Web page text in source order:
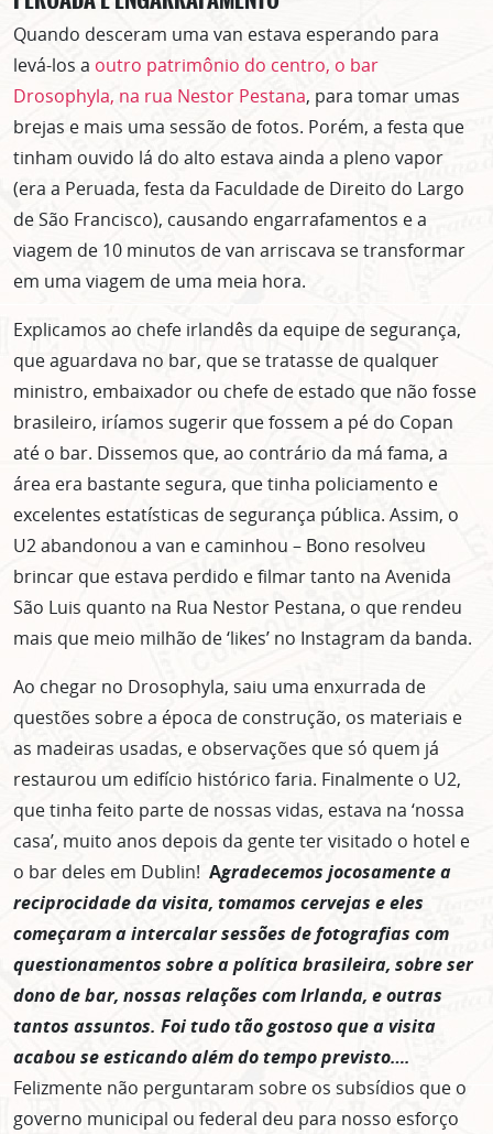
Quando desceram uma van estava esperando para
levá-los a outro patrimônio do centro, o bar
Drosophyla, na rua Nestor Pestana, para tomar umas
brejas e mais uma sessão de fotos. Porém, a festa que
tinham ouvido lá do alto estava ainda a pleno vapor
(era a Peruada, festa da Faculdade de Direito do Largo
de São Francisco), causando engarrafamentos e a
viagem de 10 minutos de van arriscava se transformar
em uma viagem de uma meia hora.
Explicamos ao chefe irlandês da equipe de segurança,
que aguardava no bar, que se tratasse de qualquer
ministro, embaixador ou chefe de estado que não fosse
brasileiro, iríamos sugerir que fossem a pé do Copan
até o bar. Dissemos que, ao contrário da má fama, a
área era bastante segura, que tinha policiamento e
excelentes estatísticas de segurança pública. Assim, o
U2 abandonou a van e caminhou – Bono resolveu
brincar que estava perdido e filmar tanto na Avenida
São Luis quanto na Rua Nestor Pestana, o que rendeu
mais que meio milhão de ‘likes’ no Instagram da banda.
Ao chegar no Drosophyla, saiu uma enxurrada de
questões sobre a época de construção, os materiais e
as madeiras usadas, e observações que só quem já
restaurou um edifício histórico faria. Finalmente o U2,
que tinha feito parte de nossas vidas, estava na ‘nossa
casa’, muito anos depois da gente ter visitado o hotel e
o bar deles em Dublin! Agradecemos jocosamente a
reciprocidade da visita, tomamos cervejas e eles
começaram a intercalar sessões de fotografias com
questionamentos sobre a política brasileira, sobre ser
dono de bar, nossas relações com Irlanda, e outras
tantos assuntos. Foi tudo tão gostoso que a visita
acabou se esticando além do tempo previsto….
Felizmente não perguntaram sobre os subsídios que o
governo municipal ou federal deu para nosso esforço